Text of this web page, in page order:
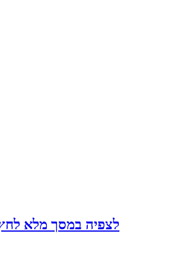
לצפיה במסך מלא